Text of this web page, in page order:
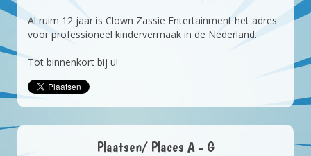
Al ruim 12 jaar is Clown Zassie Entertainment het adres
voor professioneel kindervermaak in de Nederland.
Tot binnenkort bij u!
Plaatsen/ Places A - G